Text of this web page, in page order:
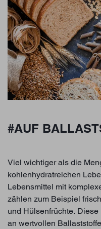
#AUF
Viel wichtiger als die
kohlenhydratreichen
Lebensmittel mit
zählen zum Beispiel
und Hülsenfrüchte.
an wertvollen